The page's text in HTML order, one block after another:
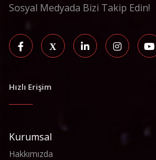
Sosyal Medyada Bizi Takip Edin!
Hızlı Erişim
Kurumsal
Hakkımızda